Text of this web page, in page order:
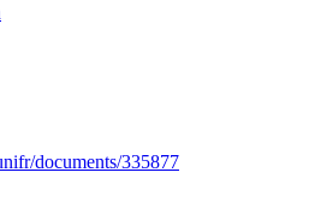
documents/335877